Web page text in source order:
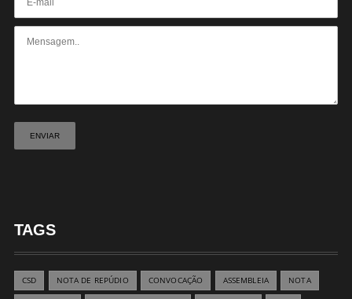
TAGS
CSD NOTA DE REPÚDIO CONVOCAÇÃO ASSEMBLEIA NOTA